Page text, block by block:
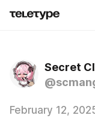
Secret
February 12,